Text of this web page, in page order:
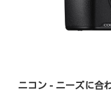
ニコン - ニーズに合